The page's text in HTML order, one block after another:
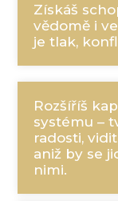
Získáš
vědomě i
je tlak,
Rozšíříš
systému –
radosti,
aniž by se
nimi.